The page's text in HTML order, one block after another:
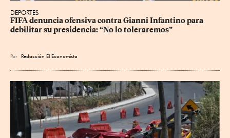
DEPORTES
FIFA denuncia ofensiva contra Gianni Infantino para
debilitar su presidencia: “No lo toleraremos”
Por Redacción El Economista